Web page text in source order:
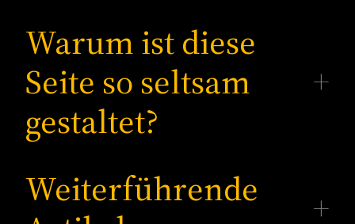
Warum ist diese
Seite so seltsam
gestaltet?
Weiterführende